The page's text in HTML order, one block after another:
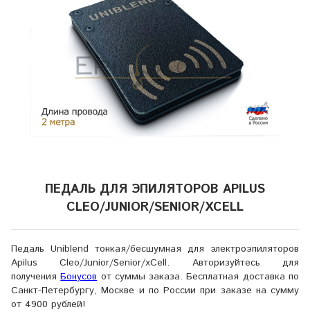
ПЕДАЛЬ ДЛЯ ЭПИЛЯТОРОВ APILUS
CLEO/JUNIOR/SENIOR/XCELL
Педаль Uniblend тонкая/бесшумная для электроэпиляторов
Apilus Cleo/Junior/Senior/xCell. Авторизуйтесь для
полученияБонусовот суммы заказа. Бесплатная доставка по
Санкт-Петербургу, Москве и по России при заказе на сумму
от 4900 рублей!